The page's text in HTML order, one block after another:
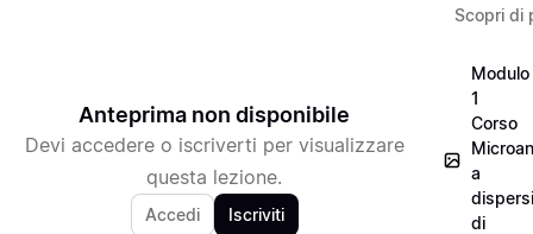
Anteprima non disponibile
Devi accedere o iscriverti per visualizzare
questa lezione.
Accedi Iscriviti
Scopri di
Modulo
1
Corso
a
di